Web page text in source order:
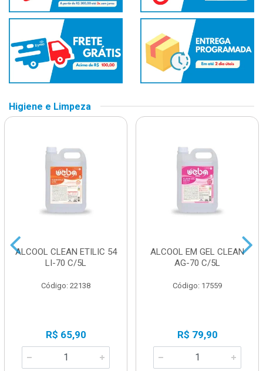
Higiene e Limpeza
ALCOOL CLEAN ETILIC 54
LI-70 C/5L
Código: 22138
R$ 65,90
ALCOOL EM GEL CLEAN
AG-70 C/5L
Código: 17559
R$ 79,90